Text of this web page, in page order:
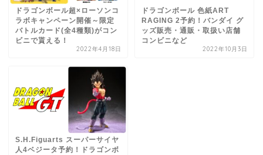
ドラゴンボール超×ローソンコ
ラボキャンペーン開催～限定
バトルカード(全4種類)がコン
ビニで貰える！
2022年4月18日
ドラゴンボール 色紙ART
RAGING 2予約！バンダイ グ
ッズ販売・通販・取扱い店舗
コンビニなど
2022年10月3日
S.H.Figuarts スーパーサイヤ
人4ベジータ予約！ドラゴンボ